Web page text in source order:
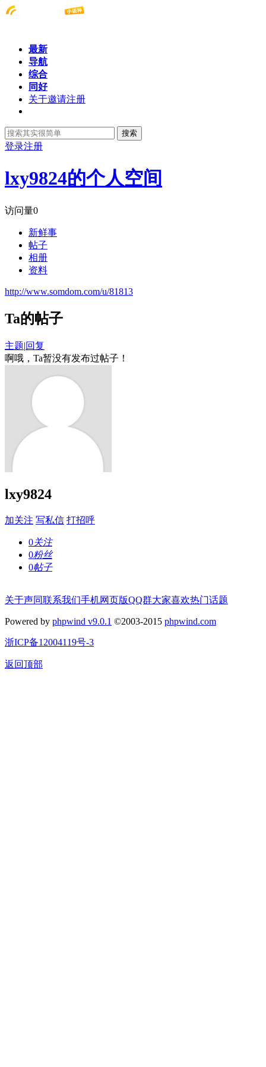
最新
导航
综合
同好
关于邀请注册
搜索
登录注册
lxy9824的个人空间
访问量0
新鲜事
帖子
相册
资料
http://www.somdom.com/u/81813
Ta的帖子
主题|回复
啊哦，Ta暂没有发布过帖子！
lxy9824
加关注 写私信 打招呼
0关注
0粉丝
0帖子
关于声同联系我们手机网页版QQ群大家喜欢热门话题
Powered by phpwind v9.0.1 ©2003-2015 phpwind.com
浙ICP备12004119号-3
返回顶部